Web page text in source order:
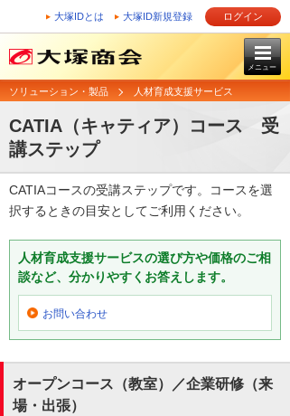
大塚IDとは 大塚ID新規登録 ログイン
メニュー
ソリューション・製品 人材育成支援サービス
CATIA（キャティア）コース 受
講ステップ
CATIAコースの受講ステップです。コースを選
択するときの目安としてご利用ください。
人材育成支援サービスの選び方や価格のご相
談など、分かりやすくお答えします。
お問い合わせ
オープンコース（教室）／企業研修（来
場・出張）